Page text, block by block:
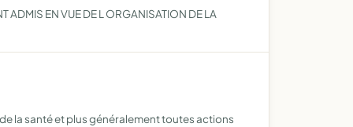
ADMIS EN VUE DE L ORGANISATION DE LA
la santé et plus généralement toutes actions